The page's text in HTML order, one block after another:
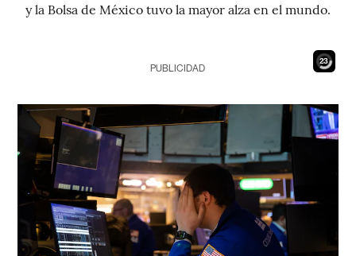
y la Bolsa de México tuvo la mayor alza en el mundo.
21
PUBLICIDAD